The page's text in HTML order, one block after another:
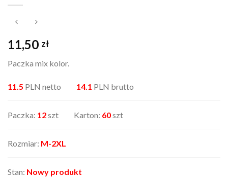
11,50 zł
Paczka mix kolor.
11.5 PLN netto 14.1 PLN brutto
Paczka: 12szt Karton: 60szt
Rozmiar: M-2XL
Stan: Nowy produkt